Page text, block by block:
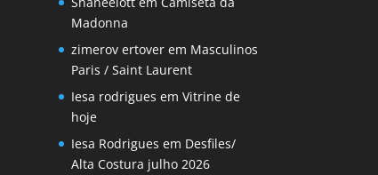
Madonna
zimerov ertover em Masculinos
Paris / Saint Laurent
Iesa rodrigues emVitrine de
hoje
Iesa Rodrigues em Desfiles/
Alta Costura julho 2026